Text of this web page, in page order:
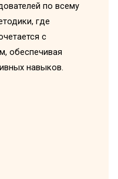
по всему
где
с
обеспечивая
навыков.